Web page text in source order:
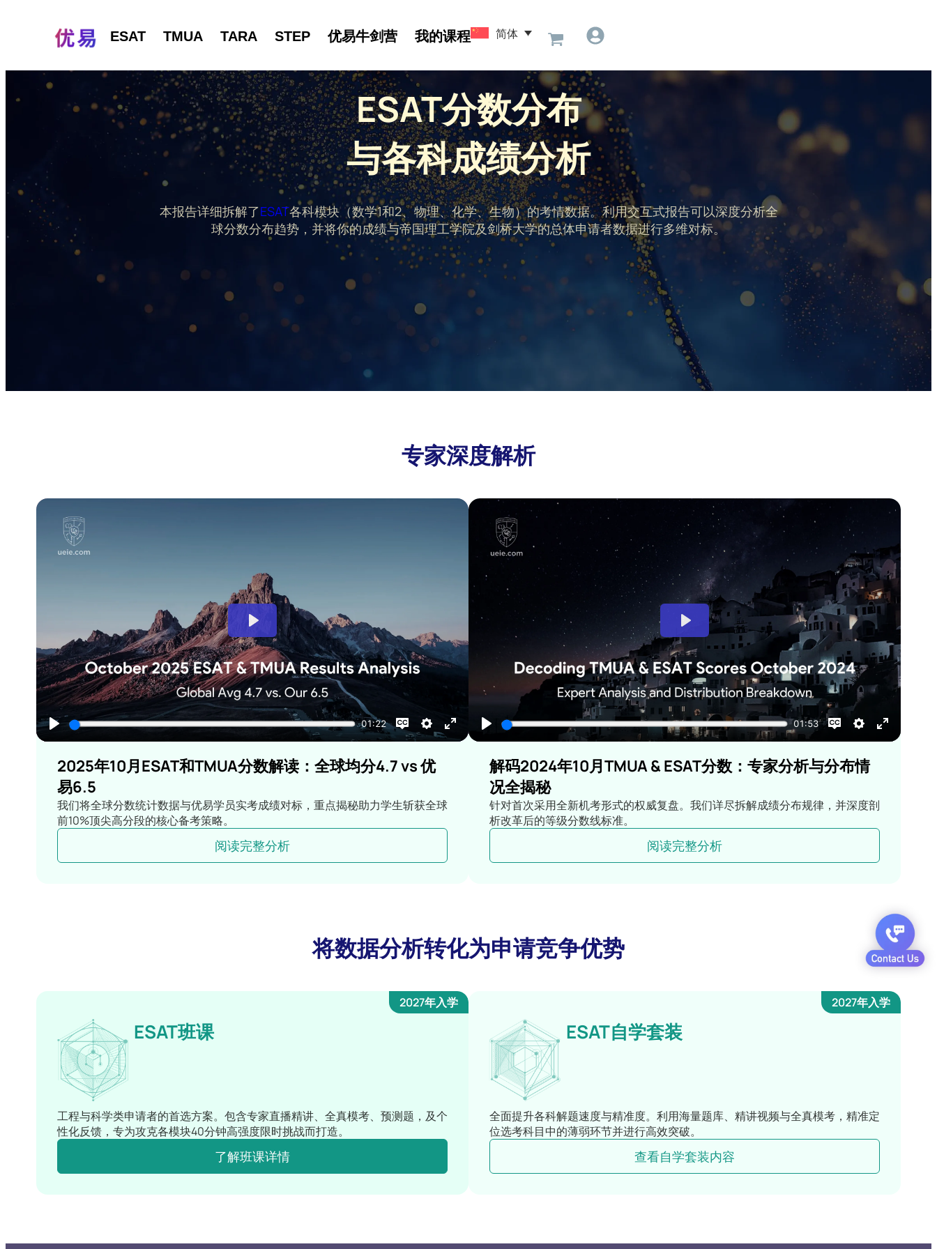
ESAT TMUA TARA STEP 优易牛剑营 我的课程 简体
ESAT分数分布
与各科成绩分析
本报告详细拆解了ESAT各科模块（数学1和2、物理、化学、生物）的考情数据。利用交互式报告可以深度分析全
球分数分布趋势，并将你的成绩与帝国理工学院及剑桥大学的总体申请者数据进行多维对标。
专家深度解析
2025年10月ESAT和TMUA分数解读：全球均分4.7 vs 优
易6.5
我们将全球分数统计数据与优易学员实考成绩对标，重点揭秘助力学生斩获全球
前10%顶尖高分段的核心备考策略。
阅读完整分析
解码2024年10月TMUA & ESAT分数：专家分析与分布情
况全揭秘
针对首次采用全新机考形式的权威复盘。我们详尽拆解成绩分布规律，并深度剖
析改革后的等级分数线标准。
阅读完整分析
将数据分析转化为申请竞争优势
2027年入学
ESAT班课
工程与科学类申请者的首选方案。包含专家直播精讲、全真模考、预测题，及个
性化反馈，专为攻克各模块40分钟高强度限时挑战而打造。
了解班课详情
2027年入学
ESAT自学套装
全面提升各科解题速度与精准度。利用海量题库、精讲视频与全真模考，精准定
位选考科目中的薄弱环节并进行高效突破。
查看自学套装内容